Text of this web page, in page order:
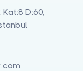
D:60,